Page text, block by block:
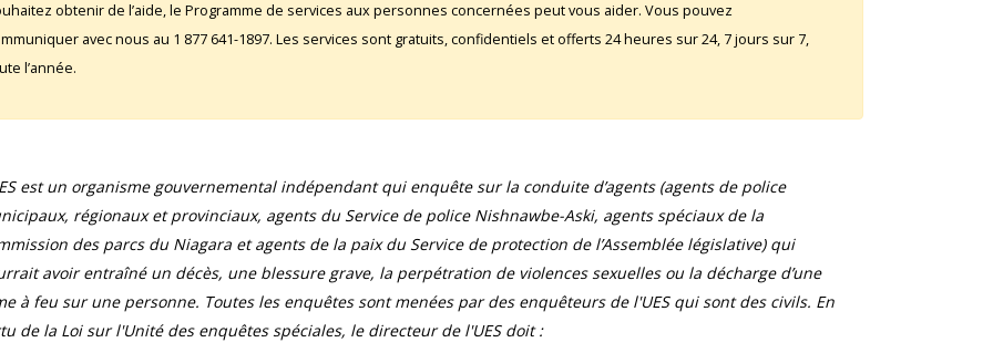
obtenir de l’aide, le Programme de services aux personnes concernées peut vous aider. Vous pouvez
avec nous au 1 877 641-1897. Les services sont gratuits, confidentiels et offerts 24 heures sur 24, 7 jours sur 7,
l’année.
est un organisme gouvernemental indépendant qui enquête sur la conduite d’agents (agents de police
régionaux et provinciaux, agents du Service de police Nishnawbe-Aski, agents spéciaux de la
des parcs du Niagara et agents de la paix du Service de protection de l’Assemblée législative) qui
avoir entraîné un décès, une blessure grave, la perpétration de violences sexuelles ou la décharge d’une
à feu sur une personne. Toutes les enquêtes sont menées par des enquêteurs de l'UES qui sont des civils. En
de la Loi sur l'Unité des enquêtes spéciales, le directeur de l'UES doit :